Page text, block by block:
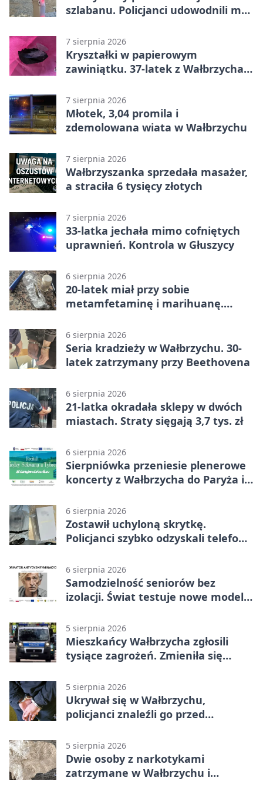
szlabanu. Policjanci udowodnili mu
7 sierpnia 2026
Kryształki w papierowym
zawiniątku. 37-latek z Wałbrzycha
7 sierpnia 2026
Młotek, 3,04 promila i
zdemolowana wiata w Wałbrzychu
7 sierpnia 2026
Wałbrzyszanka sprzedała masażer,
a straciła 6 tysięcy złotych
7 sierpnia 2026
33-latka jechała mimo cofniętych
uprawnień. Kontrola w Głuszycy
6 sierpnia 2026
20-latek miał przy sobie
metamfetaminę i marihuanę.
6 sierpnia 2026
Seria kradzieży w Wałbrzychu. 30-
latek zatrzymany przy Beethovena
6 sierpnia 2026
21-latka okradała sklepy w dwóch
miastach. Straty sięgają 3,7 tys. zł
6 sierpnia 2026
Sierpniówka przeniesie plenerowe
koncerty z Wałbrzycha do Paryża i
6 sierpnia 2026
Zostawił uchyloną skrytkę.
Policjanci szybko odzyskali telefon
6 sierpnia 2026
Samodzielność seniorów bez
izolacji. Świat testuje nowe modele
5 sierpnia 2026
Mieszkańcy Wałbrzycha zgłosili
tysiące zagrożeń. Zmieniła się
5 sierpnia 2026
Ukrywał się w Wałbrzychu,
policjanci znaleźli go przed
5 sierpnia 2026
Dwie osoby z narkotykami
zatrzymane w Wałbrzychu i